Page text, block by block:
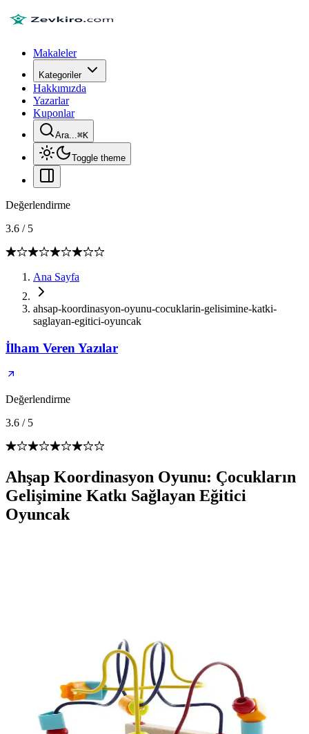
Makaleler
Kategoriler
Hakkımızda
Yazarlar
Kuponlar
Ara...⌘K
Toggle theme
Değerlendirme
3.6 / 5
Ana Sayfa
ahsap-koordinasyon-oyunu-cocuklarin-gelisimine-katki-
saglayan-egitici-oyuncak
İlham Veren Yazılar
Değerlendirme
3.6 / 5
Ahşap Koordinasyon Oyunu: Çocukların
Gelişimine Katkı Sağlayan Eğitici
Oyuncak